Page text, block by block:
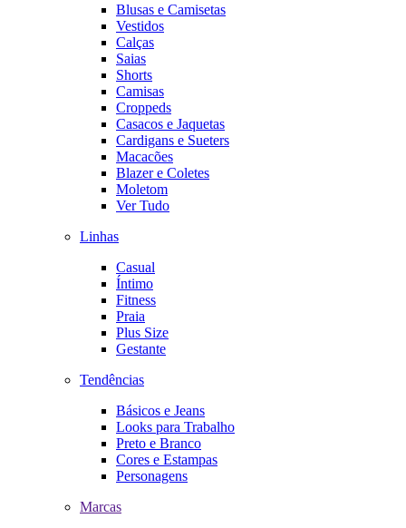
Blusas e Camisetas
Vestidos
Calças
Saias
Shorts
Camisas
Croppeds
Casacos e Jaquetas
Cardigans e Sueters
Macacões
Blazer e Coletes
Moletom
Ver Tudo
Linhas
Casual
Íntimo
Fitness
Praia
Plus Size
Gestante
Tendências
Básicos e Jeans
Looks para Trabalho
Preto e Branco
Cores e Estampas
Personagens
Marcas